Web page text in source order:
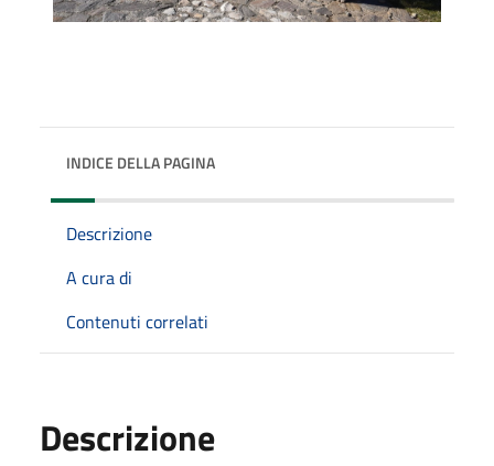
INDICE DELLA PAGINA
Descrizione
A cura di
Contenuti correlati
Descrizione